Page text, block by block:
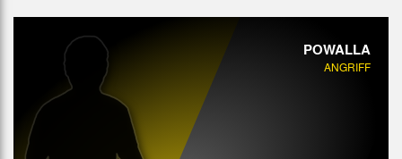
POWALLA
ANGRIFF